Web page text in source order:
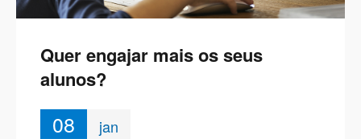
Quer engajar mais os seus
alunos?
08 jan